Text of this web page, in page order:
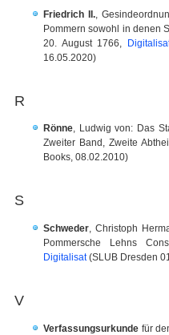
Friedrich II. ,
Pommern sowohl in denen
20. August 1766,
16.05.2020)
R
Rönne, Ludwig von: Das
Zweiter Band, Zweite
Books, 08.02.2010)
S
Schweder, Christoph
Pommersche Lehns
Digitalisat(SLUB Dresden
V
Verfassungsurkunde für